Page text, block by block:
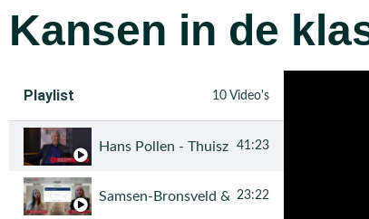
Kansen in de
Playlist 10 Video's
Hans Pollen - Thuiszitten: daarom een
41:23
Samsen-Bronsveld & Smeets -
23:22